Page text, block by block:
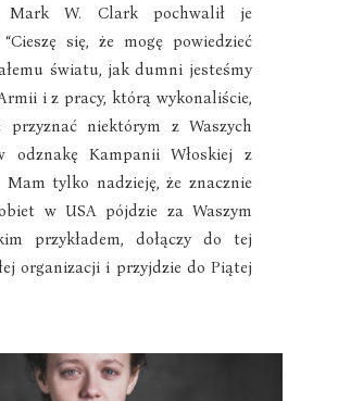
Mark W. Clark pochwalił je
się, że mogę powiedzieć
światu, jak dumni jesteśmy
i z pracy, którą wykonaliście,
przyznać niektórym z Waszych
odznakę Kampanii Włoskiej z
Mam tylko nadzieję, że znacznie
w USA pójdzie za Waszym
przykładem, dołączy do tej
organizacji i przyjdzie do Piątej